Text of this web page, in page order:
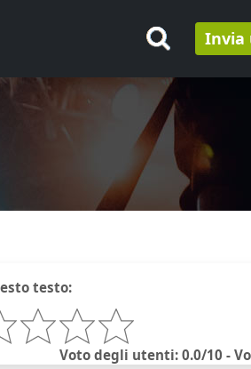
Invia
testo:
Voto degli utenti: 0.0/10 -